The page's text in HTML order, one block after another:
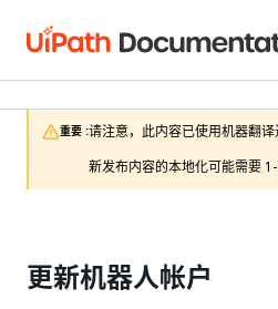
重要 :请注意，此内容已使用机器翻译
新发布内容的本地化可能需要 1-
更新机器人帐户